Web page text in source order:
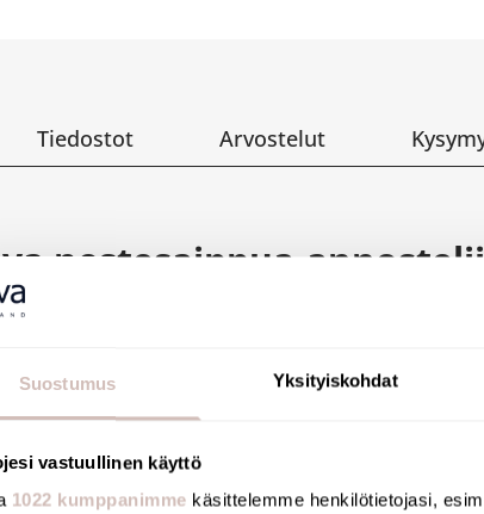
Suostumus Yksityiskohdat
vastuullinen käyttö
1022 kumppanimme käsittelemme henkilötietojasi,
Tiedostot Arvostelut
nestesaippua-
saippua-annostelija upotettavaa asennusta
valmistettu kiillotetusta
DELABIE-avaimella.